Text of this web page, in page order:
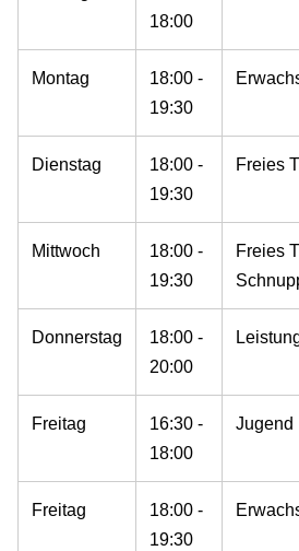
18:00
Montag
18:00 -
19:30
Dienstag
18:00 -
19:30
Freies
Mittwoch
18:00 -
19:30
Freies
Donnerstag
18:00 -
20:00
Freitag
16:30 -
18:00
Jugend
Freitag
18:00 -
19:30